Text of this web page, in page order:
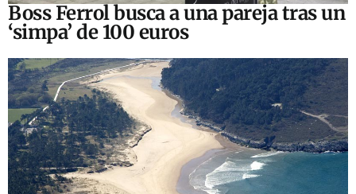
Boss Ferrol busca a una pareja tras un
‘simpa’ de 100 euros